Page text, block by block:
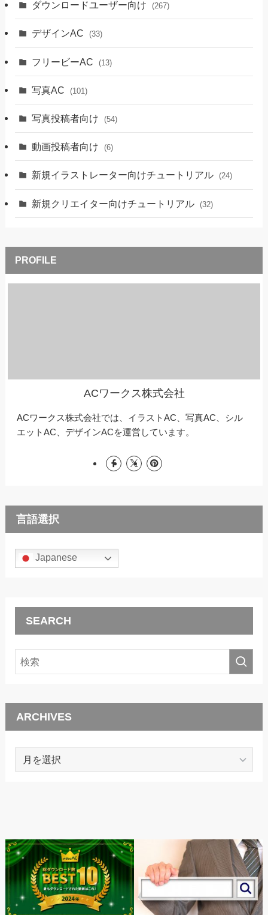
ダウンロードユーザー向け (267)
デザインAC (33)
フリービーAC (13)
写真AC (101)
写真投稿者向け (54)
動画投稿者向け (6)
新規イラストレーター向けチュートリアル (24)
新規クリエイター向けチュートリアル (32)
ACワークス株式会社
ACワークス株式会社では、イラストAC、写真AC、シル
エットAC、デザインACを運営しています。
言語選択
Japanese
SEARCH
ARCHIVES
ARCHIVES